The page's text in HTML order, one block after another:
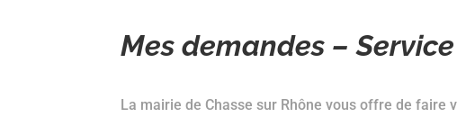
Mes demandes –
La mairie de Chasse sur Rhône vous offre de faire